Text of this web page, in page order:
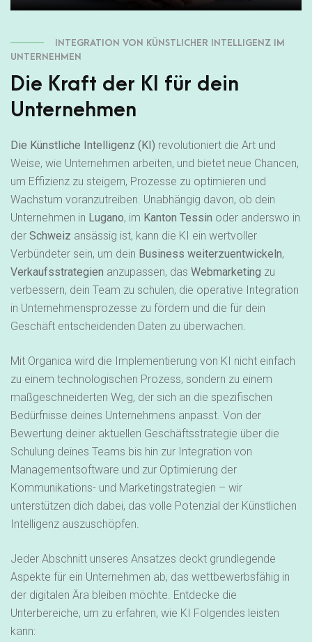
INTEGRATION VON KÜNSTLICHER INTELLIGENZ IM
UNTERNEHMEN
Die Kraft der KI für dein
Unternehmen
Die Künstliche Intelligenz (KI) revolutioniert die Art und
Weise, wie Unternehmen arbeiten, und bietet neue Chancen,
um Effizienz zu steigern, Prozesse zu optimieren und
Wachstum voranzutreiben. Unabhängig davon, ob dein
Unternehmen in Lugano, im Kanton Tessin oder anderswo in
der Schweiz ansässig ist, kann die KI ein wertvoller
Verbündeter sein, um dein Business weiterzuentwickeln,
Verkaufsstrategien anzupassen, das Webmarketing zu
verbessern, dein Team zu schulen, die operative Integration
in Unternehmensprozesse zu fördern und die für dein
Geschäft entscheidenden Daten zu überwachen.
Mit Organica wird die Implementierung von KI nicht einfach
zu einem technologischen Prozess, sondern zu einem
maßgeschneiderten Weg, der sich an die spezifischen
Bedürfnisse deines Unternehmens anpasst. Von der
Bewertung deiner aktuellen Geschäftsstrategie über die
Schulung deines Teams bis hin zur Integration von
Managementsoftware und zur Optimierung der
Kommunikations- und Marketingstrategien – wir
unterstützen dich dabei, das volle Potenzial der Künstlichen
Intelligenz auszuschöpfen.
Jeder Abschnitt unseres Ansatzes deckt grundlegende
Aspekte für ein Unternehmen ab, das wettbewerbsfähig in
der digitalen Ära bleiben möchte. Entdecke die
Unterbereiche, um zu erfahren, wie KI Folgendes leisten
kann: